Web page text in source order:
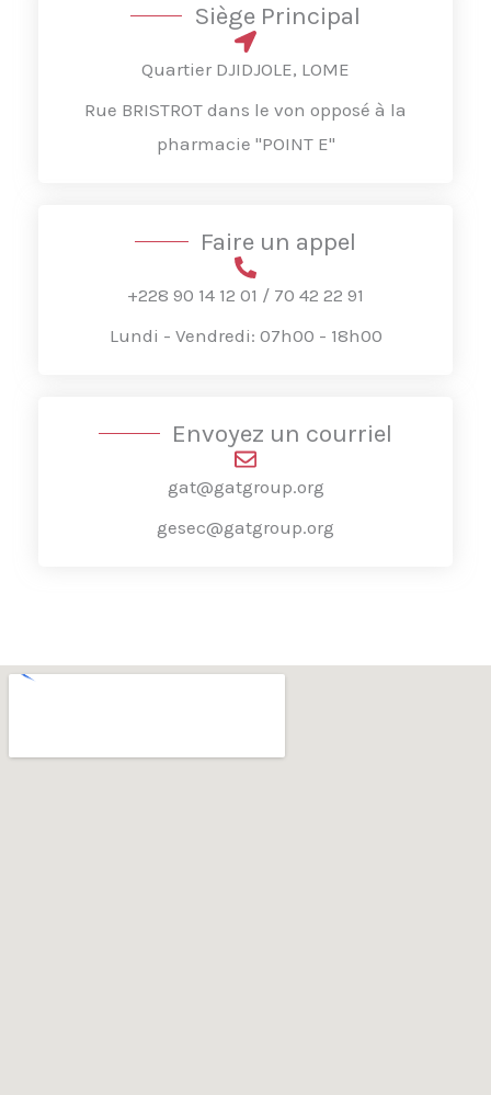
Siège Principal
Quartier DJIDJOLE, LOME
Rue BRISTROT dans le von opposé à la
pharmacie "POINT E"
Faire un appel
+228 90 14 12 01 / 70 42 22 91
Lundi - Vendredi: 07h00 - 18h00
Envoyez un courriel
gat@gatgroup.org
gesec@gatgroup.org